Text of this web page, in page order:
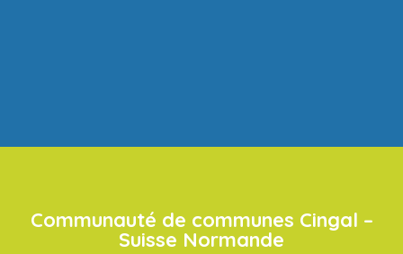
Communauté de communes Cingal –
Suisse Normande